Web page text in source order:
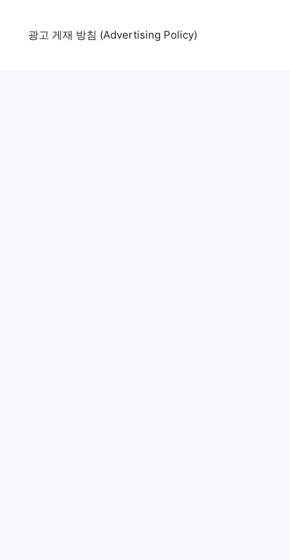
광고 게재 방침 (Advertising Policy)